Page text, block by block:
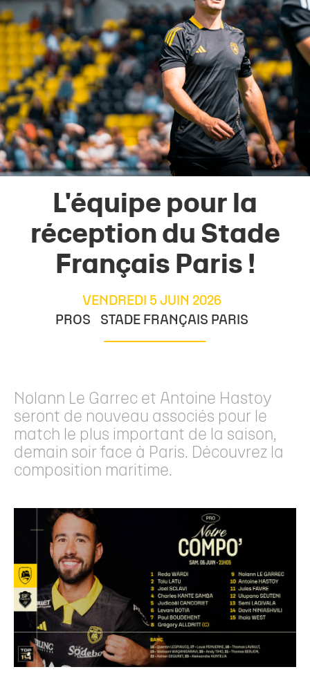
L'équipe pour la
réception du Stade
Français Paris !
VENDREDI 5 JUIN 2026
PROS
STADE FRANÇAIS PARIS
Nolann Le Garrec et Antoine Hastoy
seront de nouveau associés pour le
match le plus important de la saison,
demain soir face à Paris. Découvrez la
composition maritime.